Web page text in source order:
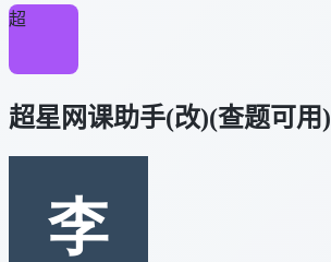
超
超星网课助手(改)(查题可用)